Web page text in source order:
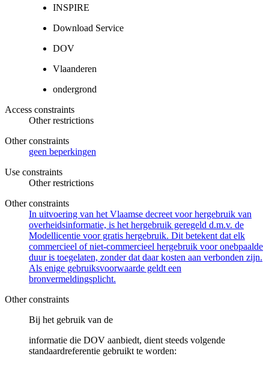
INSPIRE
Download Service
DOV
Vlaanderen
ondergrond
Access constraints
Other restrictions
Other constraints
geen beperkingen
Use constraints
Other restrictions
Other constraints
In uitvoering van het Vlaamse decreet voor hergebruik van
overheidsinformatie, is het hergebruik geregeld d.m.v. de
Modellicentie voor gratis hergebruik. Dit betekent dat elk
commercieel of niet-commercieel hergebruik voor onebpaalde
duur is toegelaten, zonder dat daar kosten aan verbonden zijn.
Als enige gebruiksvoorwaarde geldt een
bronvermeldingsplicht.
Other constraints
Bij het gebruik van de
informatie die DOV aanbiedt, dient steeds volgende
standaardreferentie gebruikt te worden: